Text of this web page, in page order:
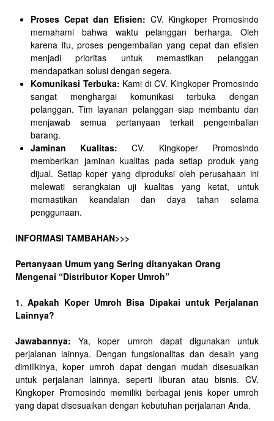
Proses Cepat dan Efisien: CV. Kingkoper Promosindo
memahami bahwa waktu pelanggan berharga. Oleh
karena itu, proses pengembalian yang cepat dan efisien
menjadi prioritas untuk memastikan pelanggan
mendapatkan solusi dengan segera.
Komunikasi Terbuka: Kami di CV. Kingkoper Promosindo
sangat menghargai komunikasi terbuka dengan
pelanggan. Tim layanan pelanggan siap membantu dan
menjawab semua pertanyaan terkait pengembalian
barang.
Jaminan Kualitas: CV. Kingkoper Promosindo
memberikan jaminan kualitas pada setiap produk yang
dijual. Setiap koper yang diproduksi oleh perusahaan ini
melewati serangkaian uji kualitas yang ketat, untuk
memastikan keandalan dan daya tahan selama
penggunaan.
INFORMASI TAMBAHAN>>>
Pertanyaan Umum yang Sering ditanyakan Orang
Mengenai “Distributor Koper Umroh”
1. Apakah Koper Umroh Bisa Dipakai untuk Perjalanan
Lainnya?
Jawabannya: Ya, koper umroh dapat digunakan untuk
perjalanan lainnya. Dengan fungsionalitas dan desain yang
dimilikinya, koper umroh dapat dengan mudah disesuaikan
untuk perjalanan lainnya, seperti liburan atau bisnis. CV.
Kingkoper Promosindo memiliki berbagai jenis koper umroh
yang dapat disesuaikan dengan kebutuhan perjalanan Anda.